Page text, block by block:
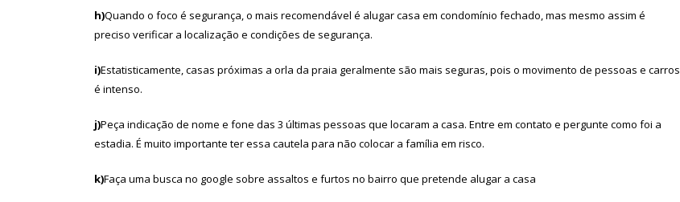
h)Quando o foco é segurança, o mais recomendável é alugar casa em condomínio fechado, mas mesmo assim é
preciso verificar a localização e condições de segurança.
i)Estatisticamente, casas próximas a orla da praia geralmente são mais seguras, pois o movimento de pessoas e carros
é intenso.
j)Peça indicação de nome e fone das 3 últimas pessoas que locaram a casa. Entre em contato e pergunte como foi a
estadia. É muito importante ter essa cautela para não colocar a família em risco.
k)Faça uma busca no google sobre assaltos e furtos no bairro que pretende alugar a casa